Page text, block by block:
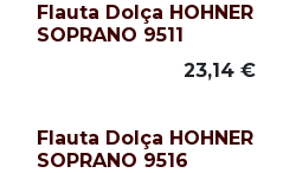
Flauta Dolça HOHNER
SOPRANO 9511
23,14€
Flauta Dolça HOHNER
SOPRANO 9516